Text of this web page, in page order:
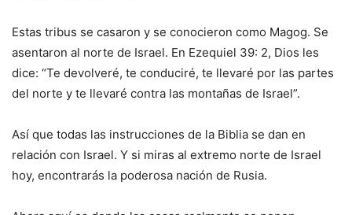
Estas tribus se casaron y se conocieron como Magog. Se
asentaron al norte de Israel. En Ezequiel 39: 2, Dios les
dice: “Te devolveré, te conduciré, te llevaré por las partes
del norte y te llevaré contra las montañas de Israel”.
Así que todas las instrucciones de la Biblia se dan en
relación con Israel. Y si miras al extremo norte de Israel
hoy, encontrarás la poderosa nación de Rusia.